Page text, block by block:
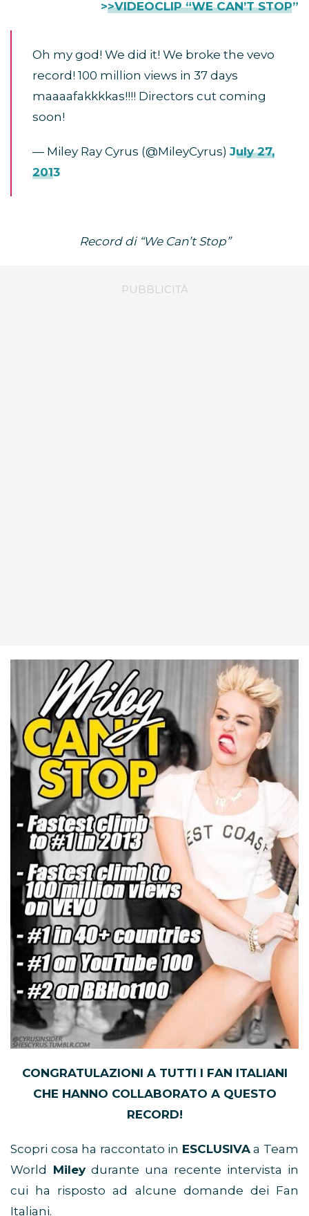
>>VIDEOCLIP “WE CAN’T STOP”
Oh my god! We did it! We broke the vevo
record! 100 million views in 37 days
maaaafakkkkas!!!! Directors cut coming
soon!
— Miley Ray Cyrus (@MileyCyrus) July 27,
2013
Record di “We Can’t Stop”
CONGRATULAZIONI A TUTTI I FAN ITALIANI
CHE HANNO COLLABORATO A QUESTO
RECORD!
Scopri cosa ha raccontato in ESCLUSIVAa Team
World Mileydurante una recente intervista in
cui ha risposto ad alcune domande dei Fan
Italiani.